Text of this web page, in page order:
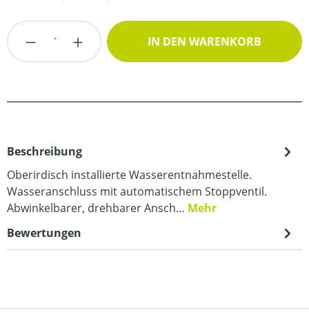
Produkt Anzahl: Gib den gewünschten
IN DEN WARENKORB
Beschreibung
Oberirdisch installierte Wasserentnahmestelle.
Wasseranschluss mit automatischem Stoppventil.
Abwinkelbarer, drehbarer Ansch… Mehr
Bewertungen